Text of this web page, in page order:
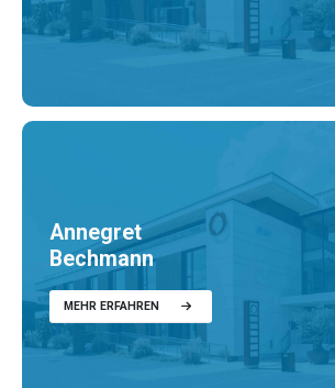
Annegret
Bechmann
MEHR ERFAHREN